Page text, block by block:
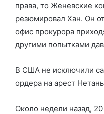
права, то Женевские
резюмировал Хан. Он
офис прокурора
другими попытками
В США не исключили
ордера на арест
Около недели назад,